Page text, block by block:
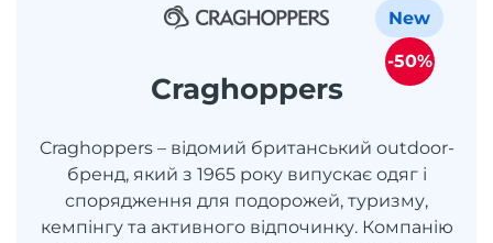
Craghoppers
Craghoppers – відомий британський outdoor-
бренд, який з 1965 року випускає одяг і
спорядження для подорожей, туризму,
кемпінгу та активного відпочинку. Компанію
New
-50%